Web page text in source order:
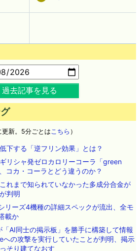
過去記事を見る
新。5分ごとはこちら ）
下する「逆フリン効果」とは？
リシャ発ゼロカロリーコーラ「green
コカ・コーラとどう違うのか？
れまで知られていなかった多成分合金が
判明
リーズ4機種の詳細スペックが流出、全モ
載か
AI同士の掲示板」を勝手に構築して情報
の攻撃を実行していたことが判明、掲示
そり建てなおす